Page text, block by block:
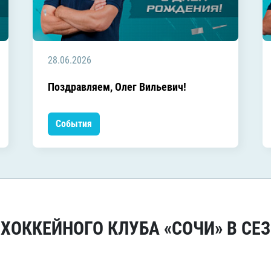
28.06.2026
Поздравляем, Олег Вильевич!
События
КЛУБА «СОЧИ» В